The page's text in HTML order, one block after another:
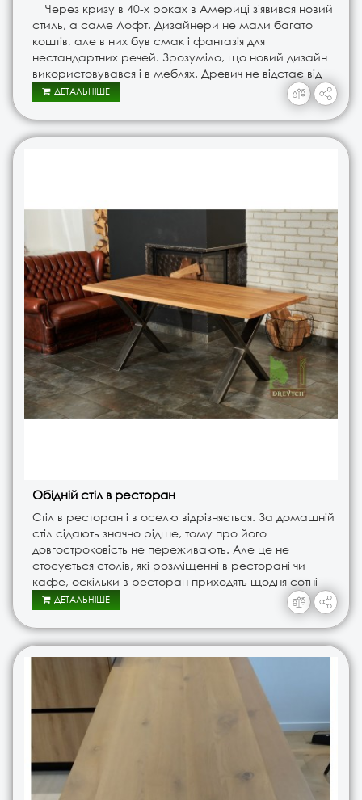
Через кризу в 40-х роках в Америці з'явився новий
стиль, а саме Лофт. Дизайнери не мали багато
коштів, але в них був смак і фантазія для
нестандартних речей. Зрозуміло, що новий дизайн
використовувався і в меблях. Древич не відстає від
нових трендів, тому ми оформили новий дерев&rsq..
ДЕТАЛЬНІШЕ
Обідній стіл в ресторан
Стіл в ресторан і в оселю відрізняється. За домашній
стіл сідають значно рідше, тому про його
довгостроковість не переживають. Але це не
стосується столів, які розміщенні в ресторані чи
кафе, оскільки в ресторан приходять щодня сотні
людей, і столи, зрозуміло, швидко
зношуються. Звичайно не у в..
ДЕТАЛЬНІШЕ